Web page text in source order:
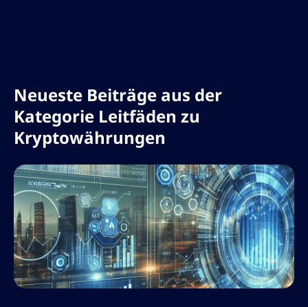
Genehmigung wartet.
Neueste Beiträge aus der
Kategorie Leitfäden zu
Kryptowährungen